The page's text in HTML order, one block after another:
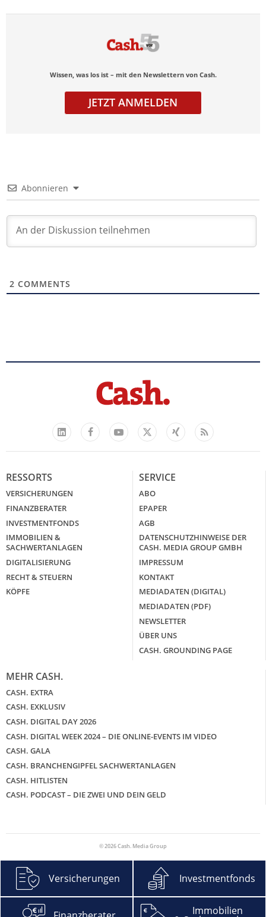
Wissen, was los ist – mit den Newslettern von Cash.
JETZT ANMELDEN
Abonnieren
2 COMMENTS
LinkedIn
FacebookYouTube
X
Xing Feed
RESSORTS
VERSICHERUNGEN
FINANZBERATER
INVESTMENTFONDS
IMMOBILIEN &
SACHWERTANLAGEN
DIGITALISIERUNG
RECHT & STEUERN
KÖPFE
SERVICE
ABO
EPAPER
AGB
DATENSCHUTZHINWEISE DER
CASH. MEDIA GROUP GMBH
IMPRESSUM
KONTAKT
MEDIADATEN (DIGITAL)
MEDIADATEN (PDF)
NEWSLETTER
ÜBER UNS
CASH. GROUNDING PAGE
MEHR CASH.
CASH. EXTRA
CASH. EXKLUSIV
CASH. DIGITAL DAY 2026
CASH. DIGITAL WEEK 2024 – DIE ONLINE-EVENTS IM VIDEO
CASH. GALA
CASH. BRANCHENGIPFEL SACHWERTANLAGEN
CASH. HITLISTEN
CASH. PODCAST – DIE ZWEI UND DEIN GELD
© 2026 Cash. Media Group
Versicherungen Investmentfonds
Immobilien